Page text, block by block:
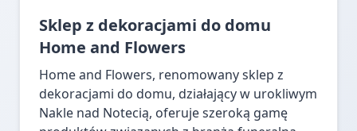
Sklep z dekoracjami do domu
Home and Flowers
Home and Flowers, renomowany sklep z
dekoracjami do domu, działający w urokliwym
Nakle nad Notecią, oferuje szeroką gamę